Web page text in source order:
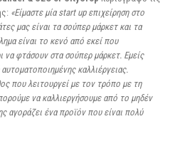
«Είμαστε μία start up επιχείρηση στο
μας είναι τα σούπερ μάρκετ και τα
είναι το κενό από εκεί που
να φτάσουν στα σούπερ μάρκετ. Εμείς
καλλιέργειας.
που λειτουργεί με τον τρόπο με τη
να καλλιεργήσουμε από το μηδέν
αγοράζει ένα προϊόν που είναι πολύ